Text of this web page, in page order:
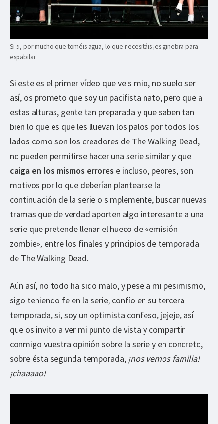
Si si, por mucho que toméis agua, lo que necesitáis ¡es ginebra para
espabilar!
Si este es el primer vídeo que veis mio, no suelo ser
así, os prometo que soy un pacifista nato, pero que a
estas alturas, gente tan preparada y que saben tan
bien lo que es que les lluevan los palos por todos los
lados como son los creadores de The Walking Dead,
no pueden permitirse hacer una serie similar y que
caiga en los mismos errores e incluso, peores, son
motivos por lo que deberían plantearse la
continuación de la serie o simplemente, buscar nuevas
tramas que de verdad aporten algo interesante a una
serie que pretende llenar el hueco de «emisión
zombie», entre los finales y principios de temporada
de The Walking Dead.
Aún así, no todo ha sido malo, y pese a mi pesimismo,
sigo teniendo fe en la serie, confío en su tercera
temporada, si, soy un optimista confeso, jejeje, así
que os invito a ver mi punto de vista y compartir
conmigo vuestra opinión sobre la serie y en concreto,
sobre ésta segunda temporada, ¡nos vemos familia!
¡chaaaao!